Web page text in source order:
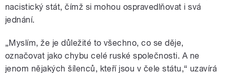
nacistický stát, čímž si mohou ospravedlňovat i svá
jednání.
„Myslím, že je důležité to všechno, co se děje,
označovat jako chybu celé ruské společnosti. A ne
jenom nějakých šílenců, kteří jsou v čele státu,“ uzavírá